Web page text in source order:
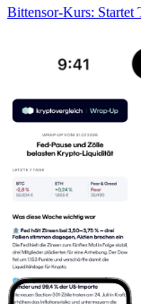
Bittensor-Kurs: Startet